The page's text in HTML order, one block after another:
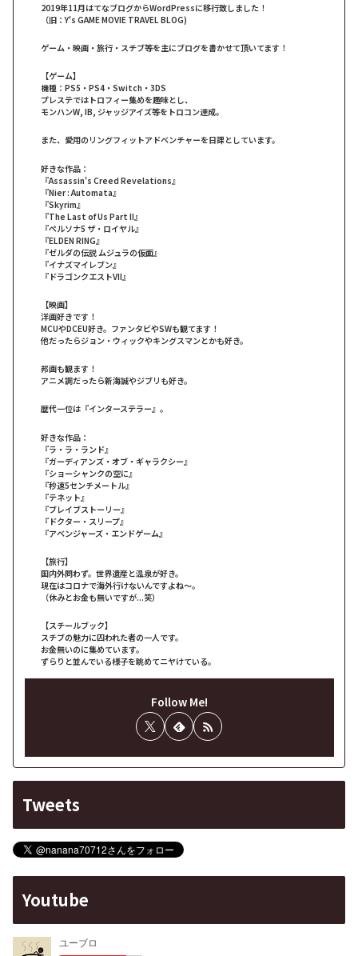
2019年11月はてなブログからWordPressに移行致しました！
（旧：Y's GAME MOVIE TRAVEL BLOG)
ゲーム・映画・旅行・スチブ等を主にブログを書かせて頂いてます！
【ゲーム】
機種：PS5・PS4・Switch・3DS
プレステではトロフィー集めを趣味とし、
モンハンW, IB, ジャッジアイズ等をトロコン達成。
また、愛用のリングフィットアドベンチャーを日課としています。
好きな作品：
『Assassin's Creed Revelations』
『Nier : Automata』
『Skyrim』
『The Last of Us Part II』
『ペルソナ5 ザ・ロイヤル』
『ELDEN RING』
『ゼルダの伝説 ムジュラの仮面』
『イナズマイレブン』
『ドラゴンクエストVII』
【映画】
洋画好きです！
MCUやDCEU好き。ファンタビやSWも観てます！
他だったらジョン・ウィックやキングスマンとかも好き。
邦画も観ます！
アニメ調だったら新海誠やジブリも好き。
歴代一位は『インターステラー』。
好きな作品：
『ラ・ラ・ランド』
『ガーディアンズ・オブ・ギャラクシー』
『ショーシャンクの空に』
『秒速5センチメートル』
『テネット』
『ブレイブストーリー』
『ドクター・スリープ』
『アベンジャーズ・エンドゲーム』
【旅行】
国内外問わず。世界遺産と温泉が好き。
現在はコロナで海外行けないんですよね～。
（休みとお金も無いですが...笑）
【スチールブック】
スチブの魅力に囚われた者の一人です。
お金無いのに集めています。
ずらりと並んでいる様子を眺めてニヤけている。
Follow Me!
Tweets
Youtube